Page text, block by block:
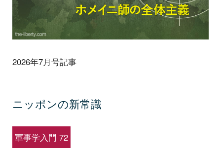
2026年7月号記事
ニッポンの新常識
軍事学入門 72